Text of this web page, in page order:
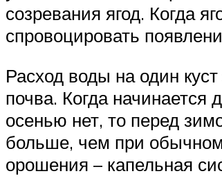
созревания ягод. Когда
спровоцировать
Расход воды на один
почва. Когда
осенью нет, то перед
больше, чем при обычном
орошения – капельная